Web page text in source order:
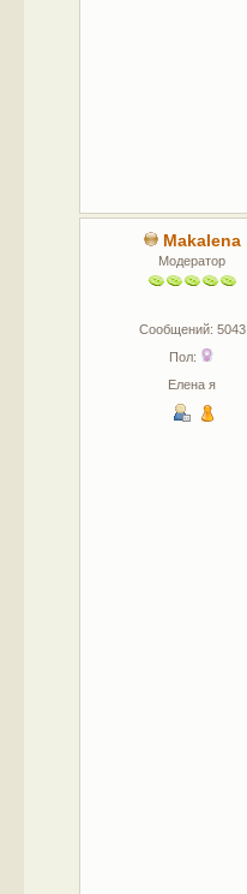
Makalena
Модератор
Сообщений: 5043
Пол:
Елена я